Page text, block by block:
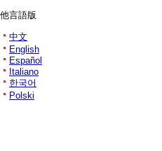
他言語版
中文
English
Español
Italiano
한국어
Polski